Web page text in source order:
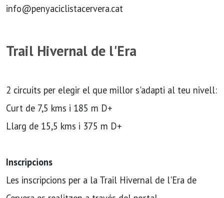
info@penyaciclistacervera.cat
Trail Hivernal de l'Era
2 circuits per elegir el que millor s'adapti al teu nivell:
Curt de 7,5 kms i 185 m D+
Llarg de 15,5 kms i 375 m D+
Inscripcions
Les inscripcions per a la Trail Hivernal de l'Era de